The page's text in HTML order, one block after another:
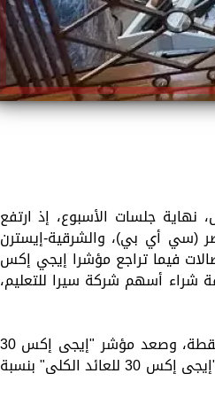
نهاية جلسات الأسبوع، إذ ارتفع
(سي أي بي)، والشرقية-إيسترن
فيما تراجع مؤشرا إيجي إكس
بعد تنفيذ صفقة شراء أسهم شركة سيرا للتعليم،
وارتفع مؤشر "إيجى إكس 30" بنسبة 0.06% ليغلق عند مستوى 29997 نقطة، وصعد مؤشر "إيجى إكس 30
محدد الأوزان" بنسبة 0.01% ليغلق عند مستوى 37327 نقطة، وقفز مؤشر "إيجى إكس 30 للعائد الكلى" بنسبة